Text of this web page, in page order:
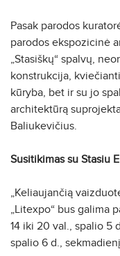
Pasak parodos
parodos ekspozicinė
„Stasiškų“ spalvų,
konstrukcija,
kūryba, bet ir su jo
architektūrą
Baliukevičius.
Susitikimas su Stasiu
„Keliaujančią
„Litexpo“ bus galima
14 iki 20 val., spalio 5
spalio 6 d.,